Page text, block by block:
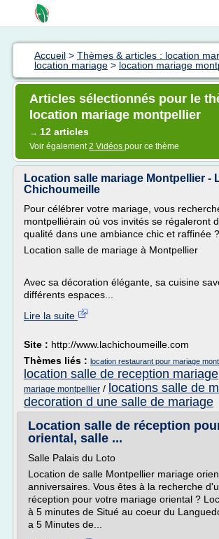
Accueil > Thèmes & articles : location
location mariage > location mariage
Articles sélectionnés pour le
location mariage montpellier
→ 12 articles
Voir également2 Vidéos pour ce thème
Location salle mariage Montpellier -
Chichoumeille
Pour célébrer votre mariage, vous
montpelliérain où vos invités se régaleront
qualité dans une ambiance chic et raffinée ?
Location salle de mariage à Montpellier
Avec sa décoration élégante, sa cuisine
différents espaces...
Lire la suite
Site : http://www.lachichoumeille.com
Thèmes liés : location restaurant pour mariage
location salle de reception mariage
mariage montpellier / locations salle de
decoration d une salle de mariage
Location salle de réception
oriental, salle ...
Salle Palais du Loto
Location de salle Montpellier mariage
anniversaires. Vous êtes à la recherche
réception pour votre mariage oriental ?
à 5 minutes de Situé au coeur du
a 5 Minutes de...